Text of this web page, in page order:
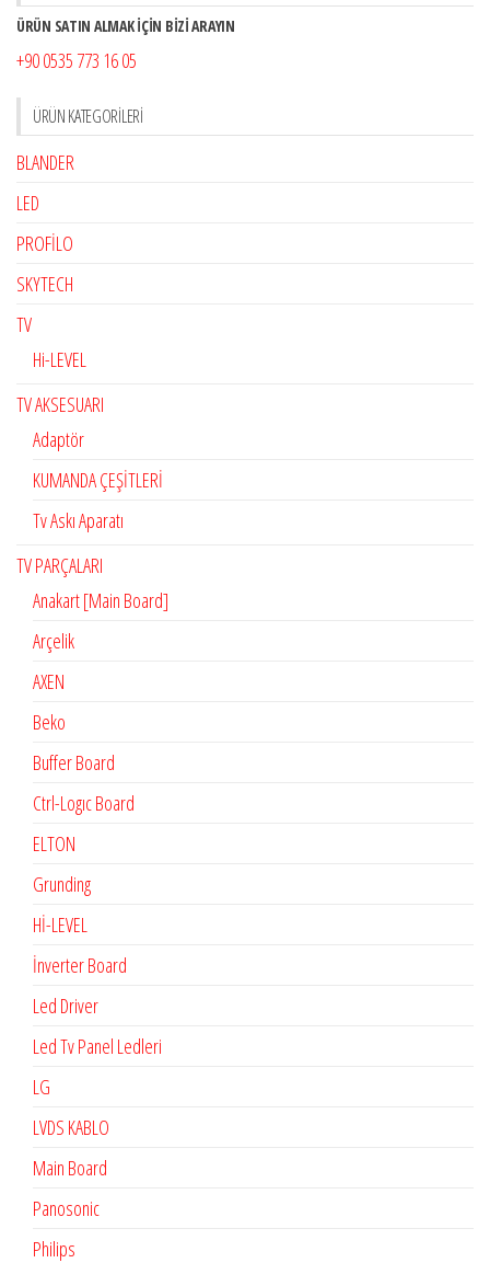
ÜRÜN SATIN ALMAK İÇİN BİZİ ARAYIN
+90 0535 773 16 05
ÜRÜN KATEGORILERI
BLANDER
LED
PROFİLO
SKYTECH
TV
Hi-LEVEL
TV AKSESUARI
Adaptör
KUMANDA ÇEŞİTLERİ
Tv Askı Aparatı
TV PARÇALARI
Anakart [Main Board]
Arçelik
AXEN
Beko
Buffer Board
Ctrl-Logıc Board
ELTON
Grunding
Hİ-LEVEL
İnverter Board
Led Driver
Led Tv Panel Ledleri
LG
LVDS KABLO
Main Board
Panosonic
Philips